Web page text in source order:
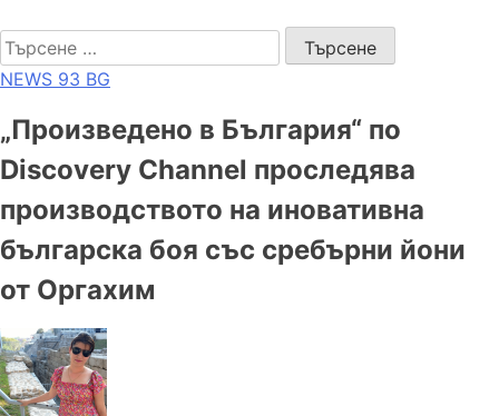
to
content
Търсене
за:
NEWS 93 BG
„Произведено в България“ по
Discovery Channel проследява
производството на иновативна
българска боя със сребърни йони
от Оргахим